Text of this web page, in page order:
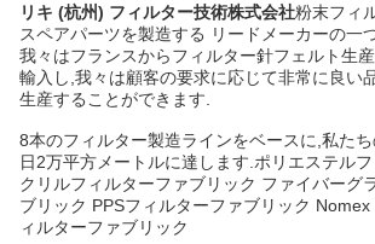
リキ (杭州) フィルター技術株式会社粉末フィ
スペアパーツを製造する リードメーカーの一
我々はフランスからフィルター針フェルト生
輸入し,我々は顧客の要求に応じて非常に良い
生産することができます.
8本のフィルター製造ラインをベースに,私た
日2万平方メートルに達します.ポリエステル
クリルフィルターファブリック ファイバーグ
ブリック PPSフィルターファブリック
ィルターファブリック